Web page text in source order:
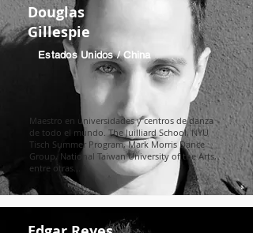
Douglas
Gillespie
Estados Unidos / China
Maestro en universidades y centros de danza
de todo el mundo. The Juilliard School, NYU
Tisch Summer Program, Mark Morris Dance
Group, National Taiwan University of the Arts,
entre otras...